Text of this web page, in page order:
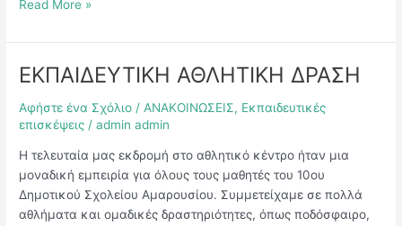
Read More »
ΕΚΠΑΙΔΕΥΤΙΚΗ ΑΘΛΗΤΙΚΗ ΔΡΑΣΗ
Αφήστε ένα Σχόλιο / ΑΝΑΚΟΙΝΩΣΕΙΣ, Εκπαιδευτικές
επισκέψεις /admin admin
Η τελευταία μας εκδρομή στο αθλητικό κέντρο ήταν μια
μοναδική εμπειρία για όλους τους μαθητές του 10ου
Δημοτικού Σχολείου Αμαρουσίου. Συμμετείχαμε σε πολλά
αθλήματα και ομαδικές δραστηριότητες, όπως ποδόσφαιρο,
ΕΚΠΑΙΔΕΥΤΙΚΗ
ΔΡΑΣΗ